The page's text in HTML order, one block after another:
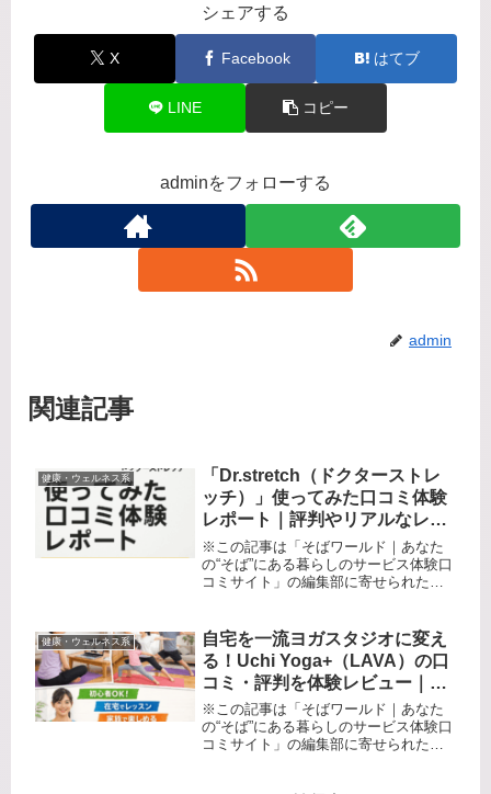
シェアする
X Facebook はてブ
LINE コピー
adminをフォローする
admin
関連記事
健康・ウェルネス系
「Dr.stretch（ドクターストレ
ッチ）」使ってみた口コミ体験
レポート｜評判やリアルなレビ
ュー、効果・メリット・デメリ
ットを徹底解説！
※この記事は「そばワールド｜あなた
の“そば”にある暮らしのサービス体験口
コミサイト」の編集部に寄せられた各
「Dr.stretch」体験記デスクワークやス
マホの使いすぎで、肩も...
健康・ウェルネス系
自宅を一流ヨガスタジオに変え
る！Uchi Yoga+（LAVA）の口
コミ・評判を体験レビュー｜初
心者・在宅・家族で続く「うち
ヨガ」のリアル
※この記事は「そばワールド｜あなた
の“そば”にある暮らしのサービス体験口
コミサイト」の編集部に寄せられた各